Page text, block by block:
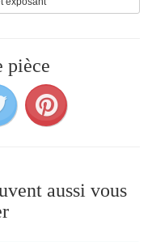
pièce
aussi vous